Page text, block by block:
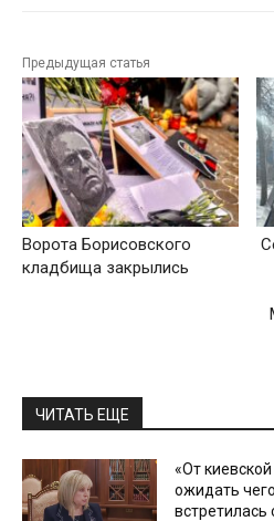
Предыдущая статья
Ворота Борисовского
кладбища закрылись
ЧИТАТЬ ЕЩЕ
«От
ожидать
встретилась